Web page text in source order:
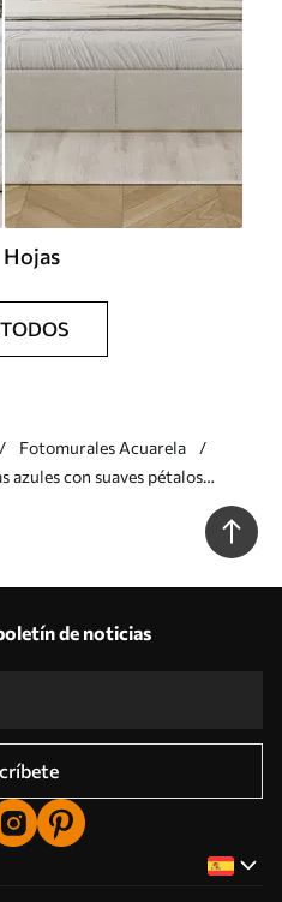
Hojas
Fotomurales Acuarela
azules con suaves pétalos
de noticias